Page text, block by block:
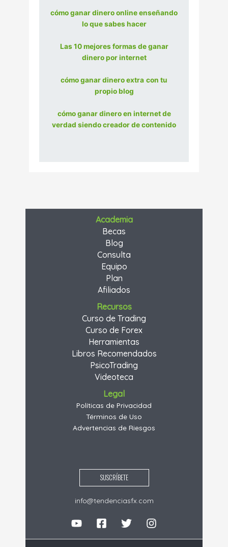
cómo ganar dinero online enseñando
lo que sabes hacer
Las 10 mejores formas de ganar
dinero por internet
cómo ganar dinero extra con tu
propio blog
cómo ganar dinero en internet de
verdad siendo creador de contenido
Academia
Becas
Blog
Consulta
Equipo
Plan
Afiliados
Recursos
Curso de Trading
Curso de Forex
Herramientas
Libros Recomendados
PsicoTrading
Videoteca
Legal
Políticas de Privacidad
Términos de Uso
Advertencias de Riesgos
SUSCRÍBETE
info@tendenciasfx.com